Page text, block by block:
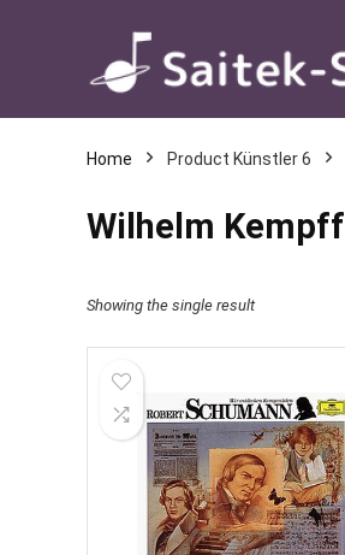
Home Product Künstler 6
Wilhelm Kempff
Showing the single result